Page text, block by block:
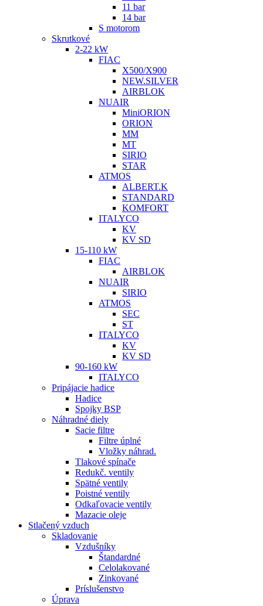
11 bar
14 bar
S motorom
Skrutkové
2-22 kW
FIAC
X500/X900
NEW.SILVER
AIRBLOK
NUAIR
MiniORION
ORION
MM
MT
SIRIO
STAR
ATMOS
ALBERT.K
STANDARD
KOMFORT
ITALYCO
KV
KV SD
15-110 kW
FIAC
AIRBLOK
NUAIR
SIRIO
ATMOS
SEC
ST
ITALYCO
KV
KV SD
90-160 kW
ITALYCO
Pripájacie hadice
Hadice
Spojky BSP
Náhradné diely
Sacie filtre
Filtre úplné
Vložky náhrad.
Tlakové spínače
Redukč. ventily
Spätné ventily
Poistné ventily
Odkaľovacie ventily
Mazacie oleje
Stlačený vzduch
Skladovanie
Vzdušníky
Štandardné
Celolakované
Zinkované
Príslušenstvo
Úprava